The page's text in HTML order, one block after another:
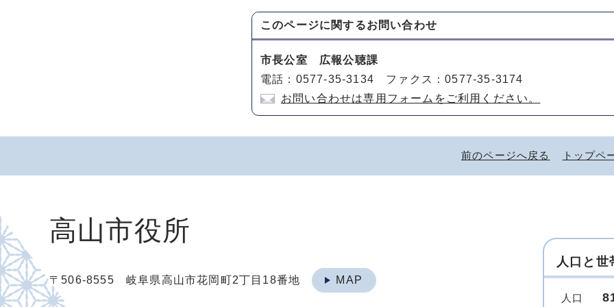
このページに関するお問い合わせ
市長公室 広報公聴課
電話：0577-35-3134 ファクス：0577-35-3174
お問い合わせは専用フォームをご利用ください。
前のページへ戻る トップペ
高山市役所
〒506-8555 岐阜県高山市花岡町2丁目18番地 MAP
人口と世
人口